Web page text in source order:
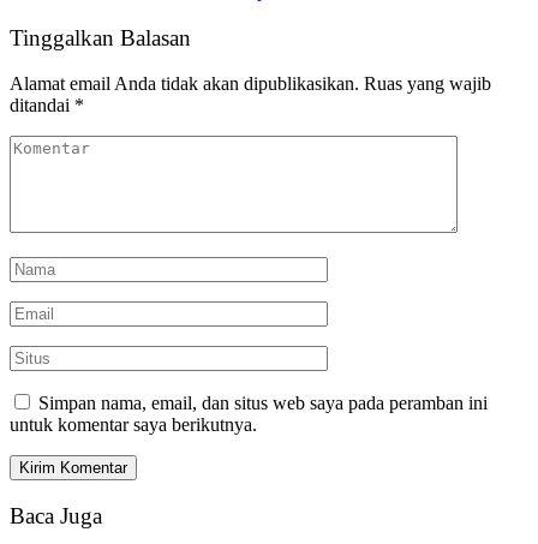
Tinggalkan Balasan
Alamat email Anda tidak akan dipublikasikan. Ruas yang wajib
ditandai *
Simpan nama, email, dan situs web saya pada peramban ini
untuk komentar saya berikutnya.
Baca Juga